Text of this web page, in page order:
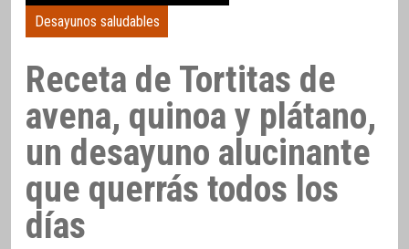
Desayunos saludables
Receta de Tortitas de
avena, quinoa y plátano,
un desayuno alucinante
que querrás todos los
días